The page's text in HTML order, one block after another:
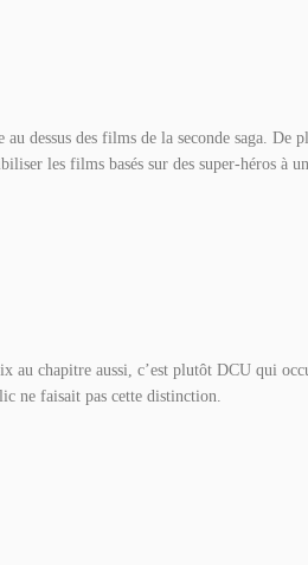
dessus des films de la seconde saga. De
les films basés sur des super-héros à
au chapitre aussi, c’est plutôt DCU qui
ne faisait pas cette distinction.